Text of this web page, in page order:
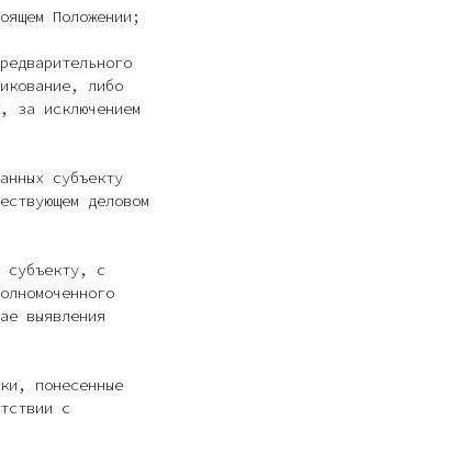
Положении;
либо
за исключением
субъекту
деловом
субъекту, с
выявления
понесенные
с